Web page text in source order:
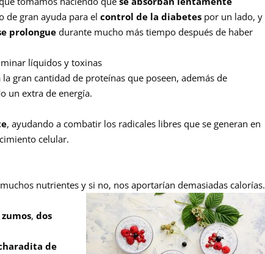
de gran ayuda para elcontrol de la diabetes por un lado, y
prolongue durante mucho más tiempo después de haber
líquidos y toxinas
la gran cantidad de proteínas que poseen, además de
un extra de energía.
, ayudando a combatir los radicales libres que se generan en
celular.
nutrientes y si no, nos aportarían demasiadas calorías.
,dos
de